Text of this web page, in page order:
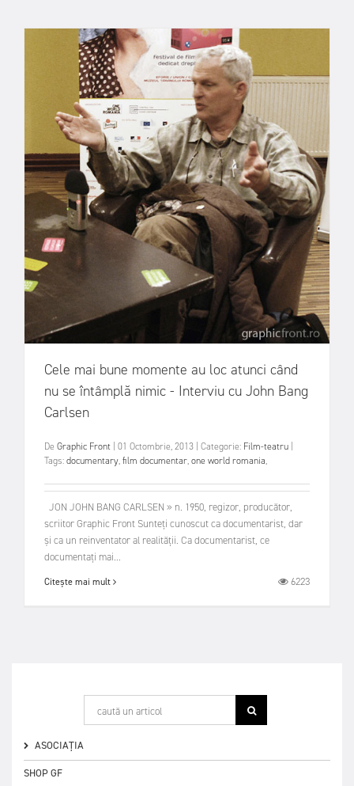
Cele mai bune momente au loc atunci când
nu se întâmplă nimic - Interviu cu John Bang
Carlsen
De Graphic Front 01 Octombrie, 2013 Categorie: Film-teatru
Tags:documentary,film documentar,one world romania,
JON JOHN BANG CARLSEN » n. 1950, regizor, producător,
scriitor Graphic Front Sunteți cunoscut ca documentarist, dar
și ca un reinventator al realității. Ca documentarist, ce
documentați mai...
Citește mai mult 6223
ASOCIAȚIA
SHOP GF